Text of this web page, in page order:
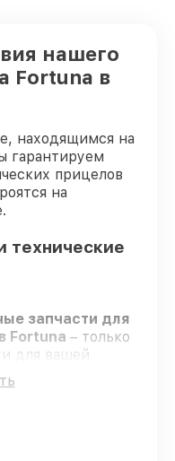
нашего
Fortuna в
находящимся на
гарантируем
прицелов
на
технические
запчасти для
Fortuna – только
для вашей